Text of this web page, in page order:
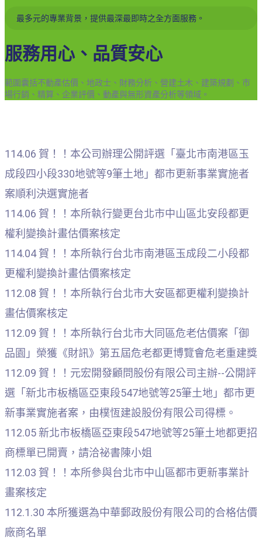
最多元的專業背景，提供最深最即時之全方面服務。
服務用心、品質安心
範圍囊括不動產估價、地政士、財務分析、營建土木、建築規劃、市
場行銷、精算、企業評價、動產與無形資產分析等領域。
114.06 賀！！本公司辦理公開評選「臺北市南港區玉
成段四小段330地號等9筆土地」都市更新事業實施者
案順利決選實施者
114.06 賀！！本所執行變更台北市中山區北安段都更
權利變換計畫估價案核定
114.04 賀！！本所執行台北市南港區玉成段二小段都
更權利變換計畫估價案核定
112.08 賀！！本所執行台北市大安區都更權利變換計
畫估價案核定
112.09 賀！！本所執行台北市大同區危老估價案「御
品園」榮獲《財訊》第五屆危老都更博覽會危老重建獎
112.09 賀！！元宏開發顧問股份有限公司主辦--公開評
選「新北市板橋區亞東段547地號等25筆土地」都市更
新事業實施者案，由樸恆建設股份有限公司得標。
112.05 新北市板橋區亞東段547地號等25筆土地都更招
商標單已開賣，請洽祕書陳小姐
112.03 賀！！本所參與台北市中山區都市更新事業計
畫案核定
112.1.30 本所獲選為中華郵政股份有限公司的合格估價
廠商名單